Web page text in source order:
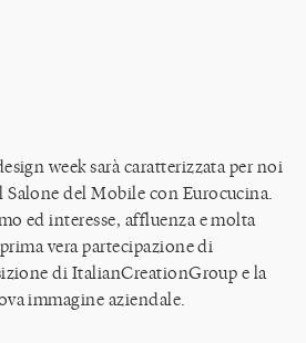
week sarà caratterizzata per noi
del Mobile con Eurocucina.
ed interesse, affluenza e molta
vera partecipazione di
di ItalianCreationGroup e la
immagine aziendale.